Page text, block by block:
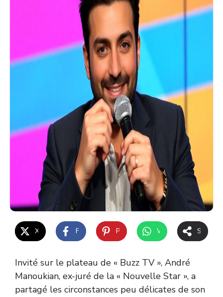
WhatsApp
Invité sur le plateau de « Buzz TV », André
Manoukian, ex-juré de la « Nouvelle Star », a
partagé les circonstances peu délicates de son